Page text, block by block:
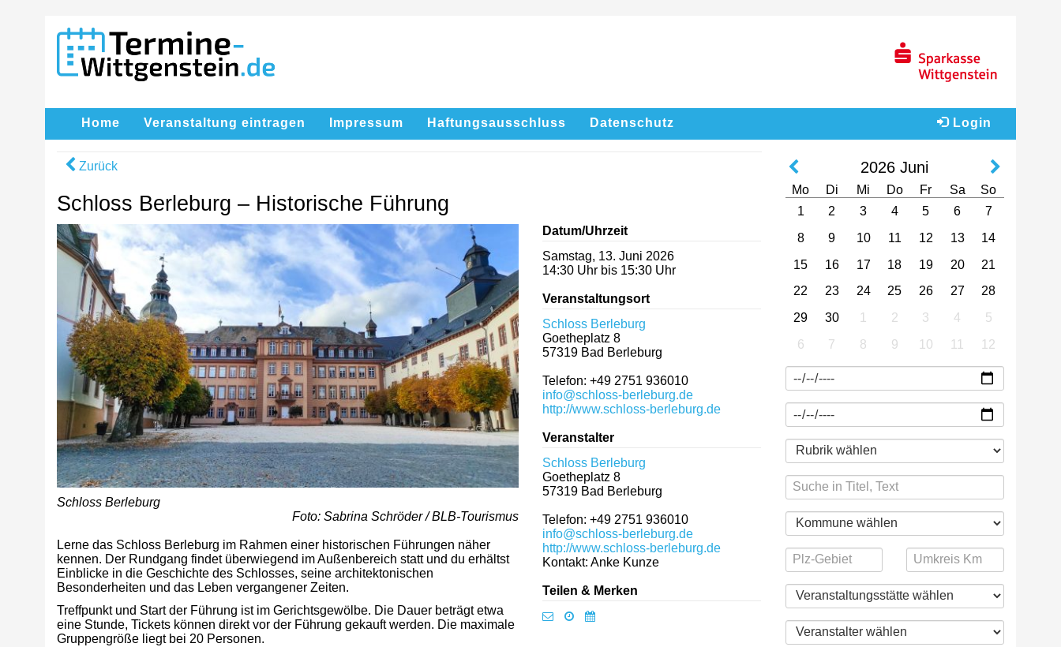
Home Veranstaltung eintragen Impressum Haftungsausschluss Datenschutz Login
2026 Juni
Mo Di Mi Do Fr Sa
So
1
2 3 4 5 6
7
8
9 10 11 12 13
14
15
16 17 18 19 20
21
22
23 24 25 26 27
28
29
30 1 2 3 4
5
6
7 8 9 10 11 12
Zurück
Schloss Berleburg – Historische Führung
Schloss Berleburg
Foto: Sabrina Schröder / BLB-Tourismus
Lerne das Schloss Berleburg im Rahmen einer historischen Führungen näher
kennen. Der Rundgang findet überwiegend im Außenbereich statt und du erhältst
Einblicke in die Geschichte des Schlosses, seine architektonischen
Besonderheiten und das Leben vergangener Zeiten.
Treffpunkt und Start der Führung ist im Gerichtsgewölbe. Die Dauer beträgt etwa
eine Stunde, Tickets können direkt vor der Führung gekauft werden. Die maximale
Gruppengröße liegt bei 20 Personen.
Datum/Uhrzeit
Samstag, 13. Juni 2026
14:30 Uhr bis 15:30 Uhr
Veranstaltungsort
Schloss Berleburg
Goetheplatz 8
57319 Bad Berleburg
Telefon: +49 2751 936010
info@schloss-berleburg.de
http://www.schloss-berleburg.de
Veranstalter
Schloss Berleburg
Goetheplatz 8
57319Bad Berleburg
Telefon: +49 2751 936010
info@schloss-berleburg.de
http://www.schloss-berleburg.de
Kontakt: Anke Kunze
Teilen & Merken